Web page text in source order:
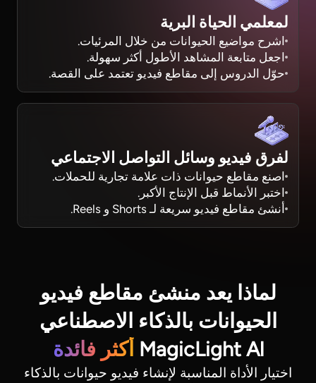
لمعلمي الحياة البرية
اشرح مواضيع الحيوانات من خلال المرئيات.
اجعل متابعة المشاهد الأطول أكثر سهولة.
حوّل الدروس إلى مقاطع فيديو تعتمد على القصة.
لفرق فيديو وسائل التواصل الاجتماعي
اصنع مقاطع حيوانات ذات علامة تجارية للحملات.
اختبر الأنماط قبل الإنتاج الأكبر.
أنشئ مقاطع فيديو سريعة لـ Shorts و Reels.
لماذا يعد منشئ مقاطع فيديو
الحيوانات بالذكاء الاصطناعي
MagicLight Al أكثر فائدة
اختيار الأداة المناسبة لإنشاء فيديو حيوانات بالذكاء